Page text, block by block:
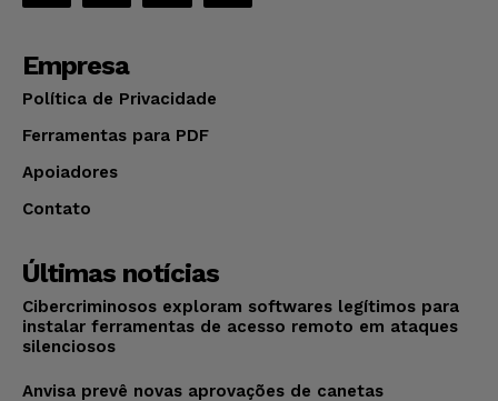
Empresa
Política de Privacidade
Ferramentas para PDF
Apoiadores
Contato
Últimas notícias
Cibercriminosos exploram softwares legítimos para
instalar ferramentas de acesso remoto em ataques
silenciosos
Anvisa prevê novas aprovações de canetas